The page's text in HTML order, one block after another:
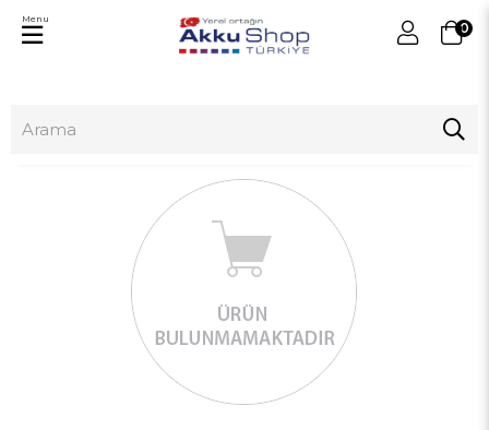
0
Menu